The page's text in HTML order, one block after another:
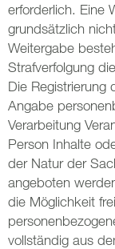
erforderlich. Eine
grundsätzlich
Weitergabe
Strafverfolgung
Die Registrierung
Angabe
Verarbeitung
Person Inhalte
der Natur der
angeboten
die Möglichkeit
vollständig aus